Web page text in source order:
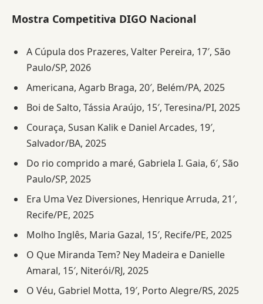
Mostra Competitiva DIGO Nacional
A Cúpula dos Prazeres, Valter Pereira, 17′, São
Paulo/SP, 2026
Americana, Agarb Braga, 20′, Belém/PA, 2025
Boi de Salto, Tássia Araújo, 15′, Teresina/PI, 2025
Couraça, Susan Kalik e Daniel Arcades, 19′,
Salvador/BA, 2025
Do rio comprido a maré, Gabriela I. Gaia, 6′, São
Paulo/SP, 2025
Era Uma Vez Diversiones, Henrique Arruda, 21′,
Recife/PE, 2025
Molho Inglês, Maria Gazal, 15′, Recife/PE, 2025
O Que Miranda Tem? Ney Madeira e Danielle
Amaral, 15′, Niterói/RJ, 2025
O Véu, Gabriel Motta, 19′, Porto Alegre/RS, 2025